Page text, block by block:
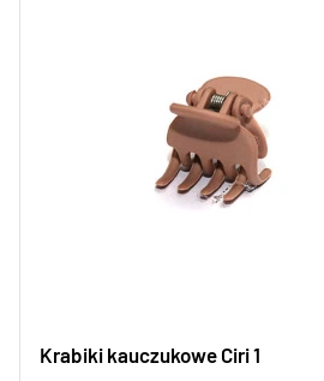
Krabiki kauczukowe Ciri 1